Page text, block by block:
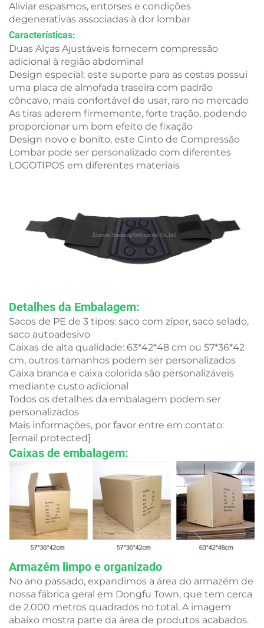
Aliviar espasmos, entorses e condições
degenerativas associadas à dor lombar
Características:
Duas Alças Ajustáveis fornecem compressão
adicional à região abdominal
Design especial: este suporte para as costas possui
uma placa de almofada traseira com padrão
côncavo, mais confortável de usar, raro no mercado
As tiras aderem firmemente, forte tração, podendo
proporcionar um bom efeito de fixação
Design novo e bonito, este Cinto de Compressão
Lombar pode ser personalizado com diferentes
LOGOTIPOS em diferentes materiais
Detalhes da Embalagem:
Sacos de PE de 3 tipos: saco com zíper, saco selado,
saco autoadesivo
Caixas de alta qualidade: 63*42*48 cm ou 57*36*42
cm, outros tamanhos podem ser personalizados
Caixa branca e caixa colorida são personalizáveis
mediante custo adicional
Todos os detalhes da embalagem podem ser
personalizados
Mais informações, por favor entre em contato:
[email protected]
Caixas de embalagem:
Armazém limpo e organizado
No ano passado, expandimos a área do armazém de
nossa fábrica geral em Dongfu Town, que tem cerca
de 2.000 metros quadrados no total. A imagem
abaixo mostra parte da área de produtos acabados.